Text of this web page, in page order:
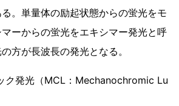
。単量体の励起状態からの蛍光をモ
ーからの蛍光をエキシマー発光と呼
方が長波長の発光となる。
ク発光（MCL：Mechanochromic Lu